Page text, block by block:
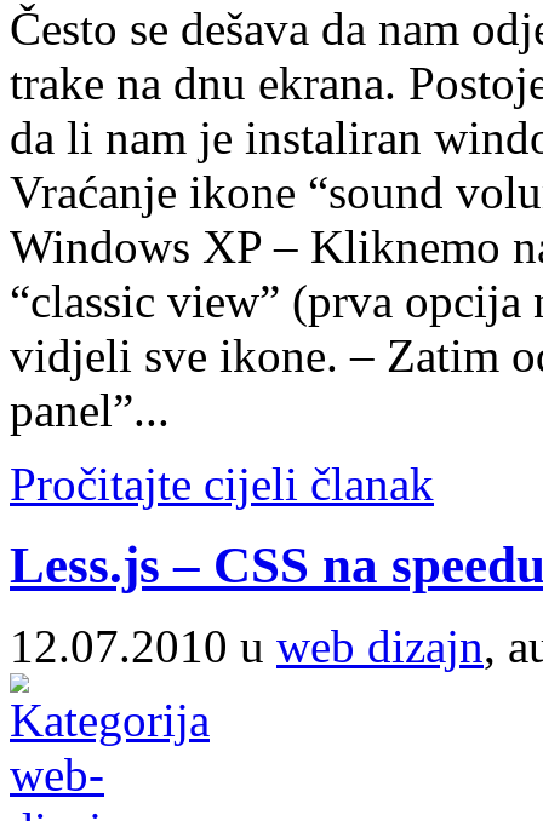
Često se dešava da nam
trake na dnu ekrana.
da li nam je instaliran
Vraćanje ikone “sound
Windows XP – Kliknemo
“classic view” (prva
vidjeli sve ikone. – Zatim
panel”...
Pročitajte cijeli članak
Less.js – CSS na
12.07.2010 u web dizajn,